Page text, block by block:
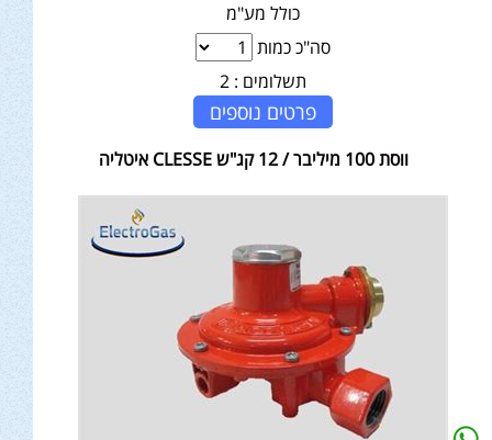
כולל מע"מ
סה"כ כמות
תשלומים : 2
פרטים נוספים
ווסת 100 מיליבר / 12 קג"ש CLESSE איטליה